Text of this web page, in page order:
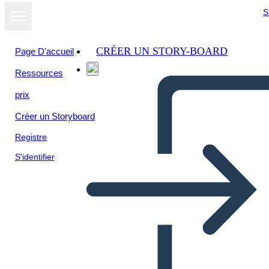
Page D'accueil
Ressources
prix
Créer un Storyboard
Registre
S'identifier
CRÉER UN STORY-BOARD